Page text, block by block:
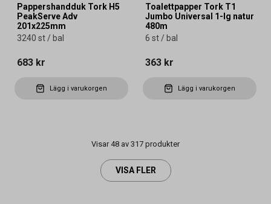
Pappershandduk Tork H5
PeakServe Adv
201x225mm
3240 st / bal
683 kr
Lägg i varukorgen
Toalettpapper Tork T1
Jumbo Universal 1-lg natur
480m
6 st / bal
363 kr
Lägg i varukorgen
Visar 48 av 317 produkter
VISA FLER